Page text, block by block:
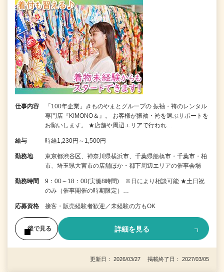
仕事内容
「100年企業」きものやまとグループの 振袖・袴のレンタル
専門店『KIMONO＆』。 お客様が振袖・袴を選ぶサポートを
お願いします。 ★店舗や周辺エリアで行われ…
給与 時給1,230円～1,500円
勤務地
東京都渋谷区、神奈川県横浜市、千葉県船橋市・千葉市・柏
市、埼玉県大宮市の店舗ほか・都下周辺エリアの催事会場
勤務時間
9：00～18：00(実働8時間) ※日により相談可能 ★土日祝
のみ（催事開催の時期限定）…
応募資格 接客・販売経験者歓迎／未経験の方もOK
後で見る 詳細を見る
更新日： 2026/03/27 掲載終了日： 2027/03/05